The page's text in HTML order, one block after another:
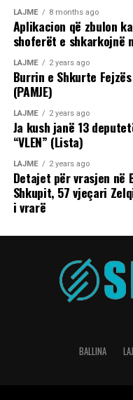
LAJME 8 months ago
Aplikacion që zbulon
shoferët e shkarkojnë
LAJME 2 years ago
Burrin e Shkurte
(PAMJE)
LAJME 2 years ago
Ja kush janë 13
“VLEN” (Lista)
LAJME 2 years ago
Detajet për vrasjen në
Shkupit, 57 vjeçari
i vrarë
BALLINA